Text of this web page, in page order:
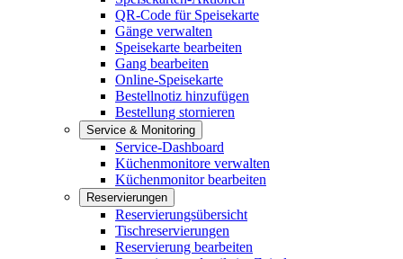
QR-Code für Speisekarte
Gänge verwalten
Speisekarte bearbeiten
Gang bearbeiten
Online-Speisekarte
Bestellnotiz hinzufügen
Bestellung stornieren
Service & Monitoring
Service-Dashboard
Küchenmonitore verwalten
Küchenmonitor bearbeiten
Reservierungen
Reservierungsübersicht
Tischreservierungen
Reservierung bearbeiten